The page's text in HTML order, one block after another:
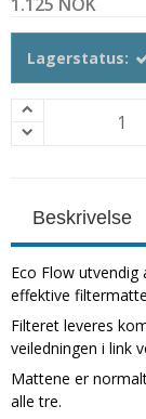
Lagerstatus:
Beskrivelse
Eco Flow
effektive
Filteret leveres
veiledningen i link
Mattene er
alle tre.